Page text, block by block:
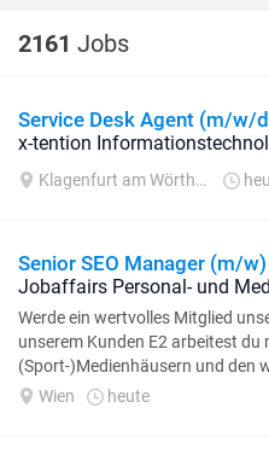
2161 Jobs
Service Desk Agent (m/w/
x-tention
Klagenfurt am Wörthersee
Senior SEO Manager (m/w)
Jobaffairs Personal- und
Werde ein wertvolles Mitglied
unserem Kunden E2 arbeitest
(Sport-)Medienhäusern und den
Wien
heute